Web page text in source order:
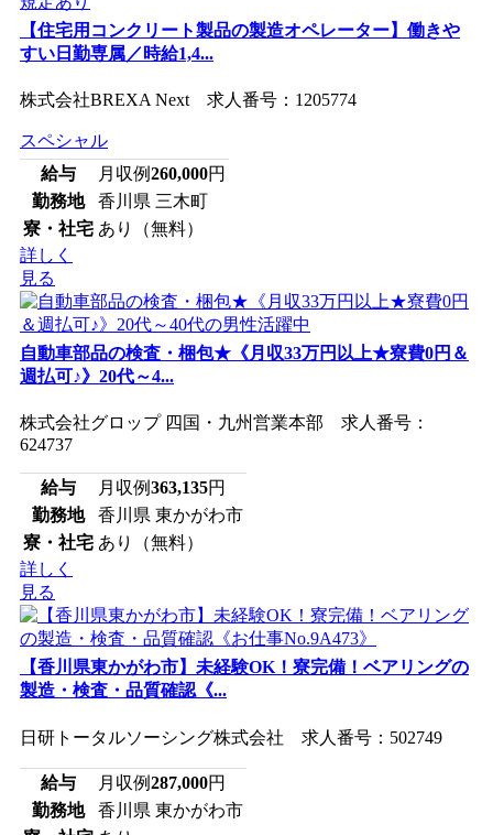
【住宅用コンクリート製品の製造オペレーター】働きや
すい日勤専属／時給1,4...
株式会社BREXA Next 求人番号：1205774
スペシャル
給与
月収例260,000円
勤務地
香川県 三木町
寮・社宅 あり（無料）
詳しく
見る
自動車部品の検査・梱包★《月収33万円以上★寮費0円＆
週払可♪》20代～4...
株式会社グロップ 四国・九州営業本部 求人番号：
624737
給与 月収例363,135円
勤務地
香川県 東かがわ市
寮・社宅 あり（無料）
詳しく
見る
【香川県東かがわ市】未経験OK！寮完備！ベアリングの
製造・検査・品質確認《...
日研トータルソーシング株式会社 求人番号：502749
給与 月収例287,000円
勤務地
香川県 東かがわ市